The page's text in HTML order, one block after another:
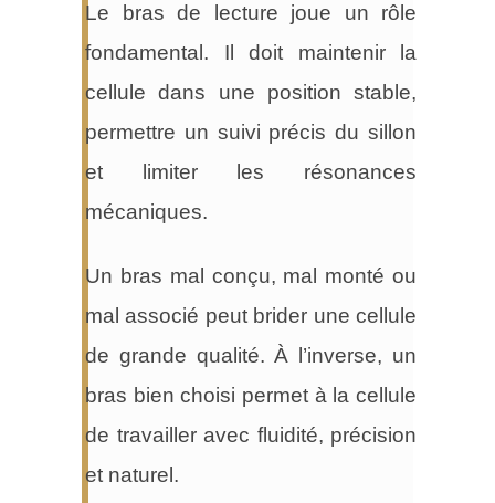
Le bras de lecture joue un rôle
fondamental. Il doit maintenir la
cellule dans une position stable,
permettre un suivi précis du sillon
et limiter les résonances
mécaniques.
Un bras mal conçu, mal monté ou
mal associé peut brider une cellule
de grande qualité. À l’inverse, un
bras bien choisi permet à la cellule
de travailler avec fluidité, précision
et naturel.